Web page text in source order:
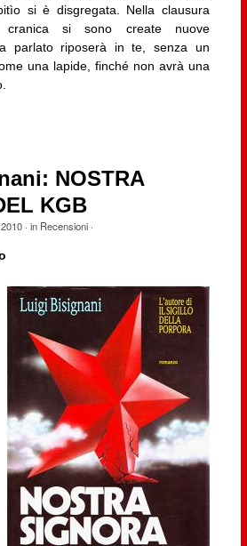
si è disgregata. Nella clausura
si sono create nuove
parlato riposerà in te, senza un
una lapide, finché non avrà una
NOSTRA
KGB
· in Recensioni·